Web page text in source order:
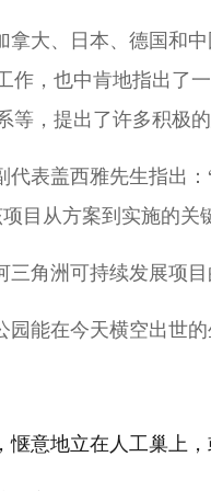
拿大、日本、德国和
作，也中肯地指出了
等，提出了许多积
代表盖西雅先生指出
项目从方案到实施
三角洲可持续发展
能在今天横空出世
惬意地立在人工巢上